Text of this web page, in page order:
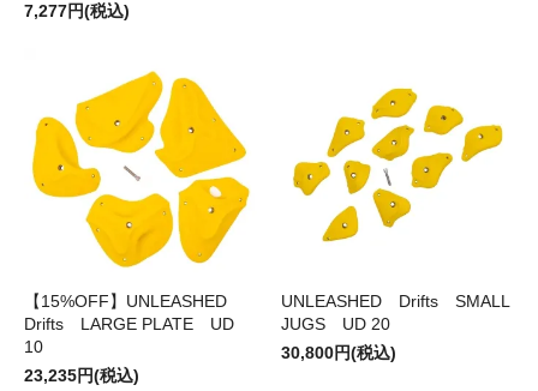
7,277円(税込)
【15%OFF】UNLEASHED
Drifts LARGE PLATE UD
10
23,235円(税込)
UNLEASHED Drifts SMALL
JUGS UD 20
30,800円(税込)